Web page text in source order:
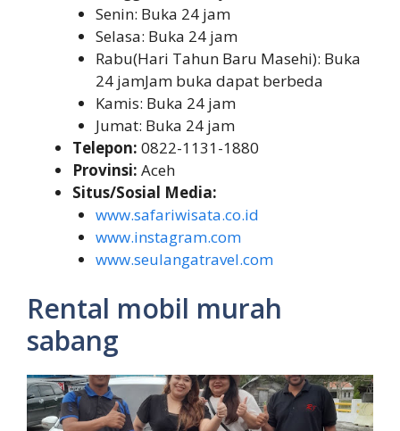
Senin: Buka 24 jam
Selasa: Buka 24 jam
Rabu(Hari Tahun Baru Masehi): Buka
24 jamJam buka dapat berbeda
Kamis: Buka 24 jam
Jumat: Buka 24 jam
Telepon: 0822-1131-1880
Provinsi: Aceh
Situs/Sosial Media:
www.safariwisata.co.id
www.instagram.com
www.seulangatravel.com
Rental mobil murah
sabang